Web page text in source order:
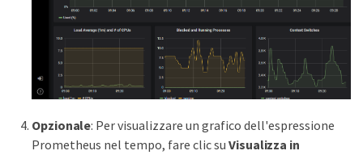
Opzionale: Per visualizzare un grafico dell'espressione
Prometheus nel tempo, fare clic su Visualizza in